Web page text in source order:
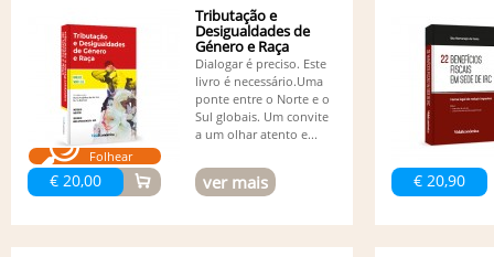
Folhear
€ 20,00
Tributação e
Desigualdades de
Género e Raça
Dialogar é preciso. Este
livro é necessário.Uma
ponte entre o Norte e o
Sul globais. Um convite
a um olhar atento e...
ver mais € 20,90